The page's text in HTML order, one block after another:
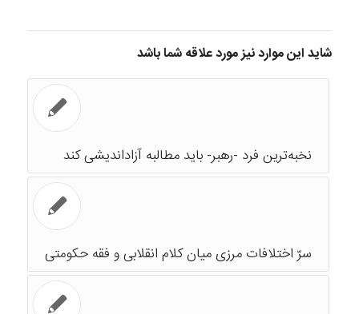
شاید این موارد نیز مورد علاقه شما باشد
نخبه‌ترین فرد -رهبر- باید مطالبه آزاداندیشی کند
سرّ اختلافات مرزی میان کلام انقلابی و فقه حکومتی